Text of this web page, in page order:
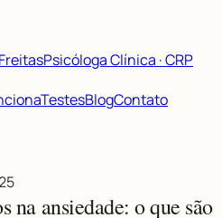
Psicóloga Clínica · CRP
TestesBlogContato
na ansiedade: o que são